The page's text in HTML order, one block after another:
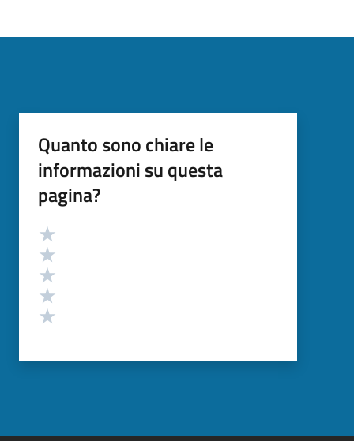
Quanto sono chiare le
informazioni su questa
pagina?
Valutazione